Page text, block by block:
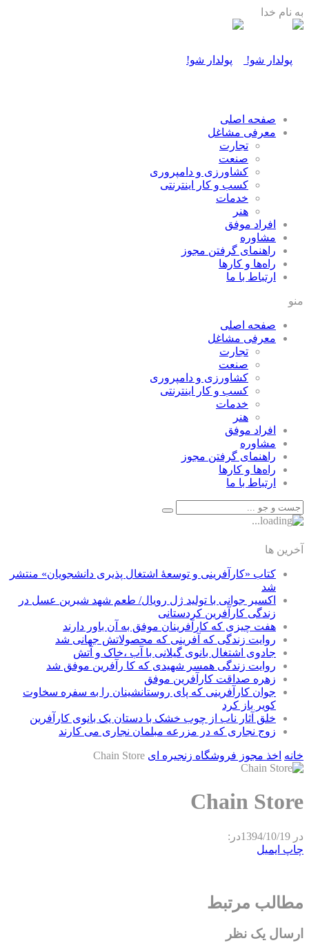
به نام خدا
صفحه اصلی
معرفی مشاغل
تجارت
صنعت
كشاورزی و دامپروری
كسب و كار اينترنتی
خدمات
هنر
افراد موفق
مشاوره
راهنمای گرفتن مجوز
راه‌ها و كارها
ارتباط با ما
منو
صفحه اصلی
معرفی مشاغل
تجارت
صنعت
كشاورزی و دامپروری
كسب و كار اينترنتی
خدمات
هنر
افراد موفق
مشاوره
راهنمای گرفتن مجوز
راه‌ها و كارها
ارتباط با ما
آخرین ها
کتاب «کارآفرینی و توسعۀ اشتغال پذیری دانشجویان» منتشر
شد
اکسیر جوانی با تولید ژل رویال/ طعم شهد شیرین عسل‌ در
زندگی کارآفرین کردستانی
هفت چیزی که کارآفرینان موفق به آن باور دارند
روایت زندگی که آفرینی که محصولاتش جهانی شد
جادوی اشتغال بانوی گیلانی با آب ،خاک و آتش
روایت زندگی همسر شهیدی که کا رآفرین موفق شد
زهره صداقت کارآفرین موفق
جوان کارآفرینی که پای روستانشینان را به سفره سخاوت
کویر باز کرد
خلق آثار ناب از چوب خشک با دستان یک بانوی کارآفرین
زوج نجاری که در مزرعه مبلمان نجاری می کارند
خانه اخذ مجوز فروشگاه زنجیره ای Chain Store
Chain Store
در 1394/10/19در:
چاپ ایمیل
مطالب مرتبط
ارسال یک نظر